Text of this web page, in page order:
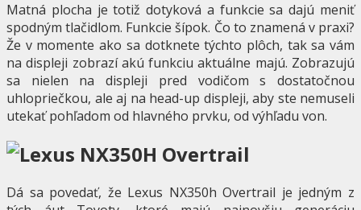
Matná plocha je totiž dotyková a funkcie sa dajú meniť
spodným tlačidlom. Funkcie šípok. Čo to znamená v praxi?
Že v momente ako sa dotknete týchto plôch, tak sa vám
na displeji zobrazí akú funkciu aktuálne majú. Zobrazujú
sa nielen na displeji pred vodičom s dostatočnou
uhlopriečkou, ale aj na head-up displeji, aby ste nemuseli
utekať pohľadom od hlavného prvku, od výhľadu von.
Dá sa povedať, že Lexus NX350h Overtrail je jedným z